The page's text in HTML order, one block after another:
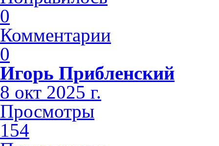
0
Комментарии
0
Игорь Прибленский
8 окт 2025 г.
Просмотры
154